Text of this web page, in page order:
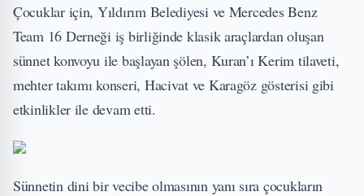
Çocuklar için, Yıldırım Belediyesi ve Mercedes Benz
Team 16 Derneği iş birliğinde klasik araçlardan oluşan
sünnet konvoyu ile başlayan şölen, Kuran’ı Kerim tilaveti,
mehter takımı konseri, Hacivat ve Karagöz gösterisi gibi
etkinlikler ile devam etti.
Sünnetin dini bir vecibe olmasının yanı sıra çocukların